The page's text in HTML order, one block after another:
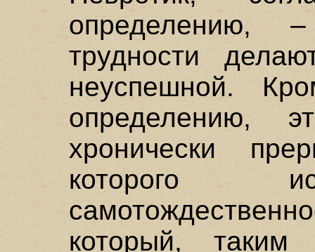
определению,
трудности
неуспешной.
определению,
хронически
которого
который, таким